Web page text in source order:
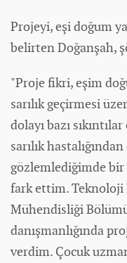
Projeyi, eşi doğum
belirten Doğanşah,
"Proje fikri, eşim
sarılık geçirmesi
dolayı bazı
sarılık
gözlemlediğimde bir
fark ettim. Teknoloji
Mühendisliği
danışmanlığında
verdim. Çocuk